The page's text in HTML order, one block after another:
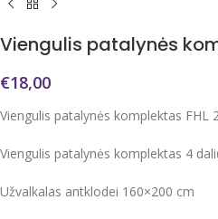
Viengulis patalynės
€18,00
Viengulis patalynės komplektas FHL
Viengulis patalynės komplektas 4
Užvalkalas antklodei 160×200 cm